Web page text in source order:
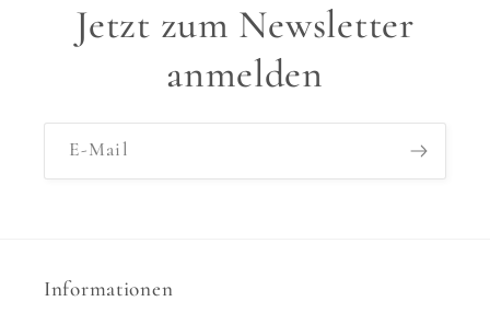
Jetzt zum Newsletter
anmelden
E-Mail
Informationen